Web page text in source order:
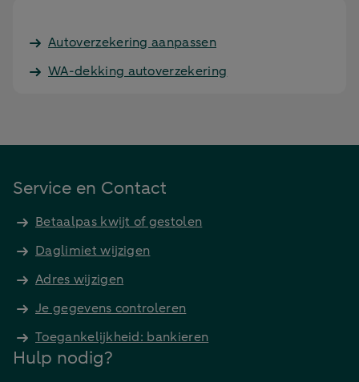
Autoverzekering aanpassen
WA-dekking autoverzekering
Service en Contact
Betaalpas kwijt of gestolen
Daglimiet wijzigen
Adres wijzigen
Je gegevens controleren
Toegankelijkheid: bankieren
Hulp nodig?